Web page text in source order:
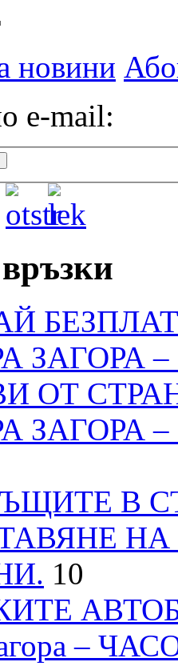
новини
e-mail:
ЗАГОРА
ОТ
ЗАГОРА
В
10
–